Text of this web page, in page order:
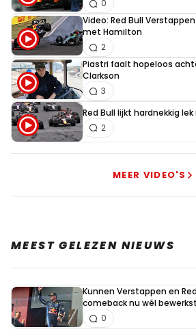
0
Video: Red Bull
met Hamilton
2
Piastri faalt hopeloos
Clarkson
3
Red Bull lijkt hardnekkig
2
MEER VIDEO'S
MEEST GELEZEN NIEUWS
Kunnen Verstappen en
comeback nu wél
0